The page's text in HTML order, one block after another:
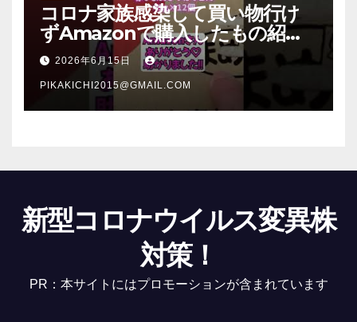
コロナ家族感染して買い物行け
ずAmazonで購入したもの紹
介 #Shorts
2026年6月15日
PIKAKICHI2015@GMAIL.COM
新型コロナウイルス変異株
対策！
PR：本サイトにはプロモーションが含まれています